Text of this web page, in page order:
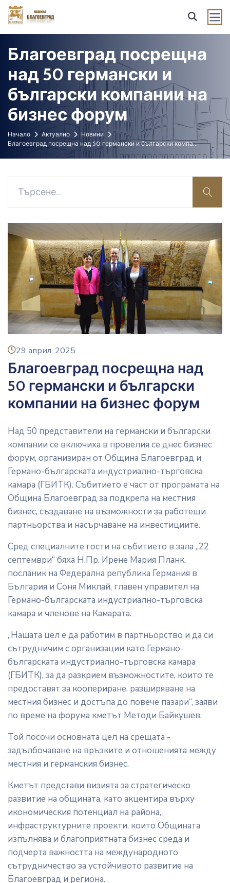
Благоевград посрещна
над 50 германски и
български компании на
бизнес форум
Начало Актуално
Новини
Благоевград посрещна над 50 германски и български компа...
icon
29 април, 2025
Благоевград посрещна над
50 германски и български
компании на бизнес форум
Над 50 представители на германски и български
компании се включиха в провелия се днес бизнес
форум, организиран от Община Благоевград и
Германо-българската индустриално-търговска
камара (ГБИТК). Събитието е част от програмата на
Община Благоевград за подкрепа на местния
бизнес, създаване на възможности за работещи
партньорства и насърчаване на инвестициите.
Сред специалните гости на събитието в зала „22
септември“ бяха Н.Пр. Ирене Мария Планк,
посланик на Федерална република Германия в
България и Соня Миклай, главен управител на
Германо-българската индустриално-търговска
камара и членове на Камарата.
„Нашата цел е да работим в партньорство и да си
сътрудничим с организации като Германо-
българската индустриално-търговска камара
(ГБИТК), за да разкрием възможностите, които те
предоставят за коопериране, разширяване на
местния бизнес и достъпа до повече пазари“, заяви
по време на форума кметът Методи Байкушев.
Той посочи основната цел на срещата -
задълбочаване на връзките и отношенията между
местния и германския бизнес.
Кметът представи визията за стратегическо
развитие на общината, като акцентира върху
икономическия потенциал на района,
инфраструктурните проекти, които Общината
изпълнява и благоприятната бизнес среда и
подчерта важността на международното
сътрудничество за устойчивото развитие на
Благоевград и региона.